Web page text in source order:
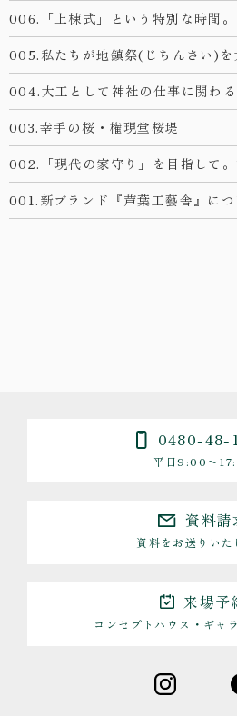
006.「上棟式」という特別な時間。
005.私たちが地鎮祭(じちんさい)を
004.大工として神社の仕事に関わる
003.幸手の桜・権現堂桜堤
002.「現代の家守り」を目指して。
001.新ブランド『芦葉工藝舎』につ
0480-48-
平日9:00〜
資料請
資料をお送りいた
来場予
コンセプトハウス・ギャ